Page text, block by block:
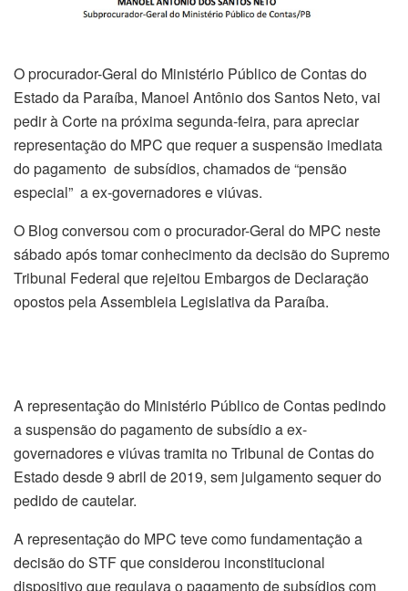
O procurador-Geral do Ministério Público de Contas do
Estado da Paraíba, Manoel Antônio dos Santos Neto, vai
pedir à Corte na próxima segunda-feira, para apreciar
representação do MPC que requer a suspensão imediata
do pagamento de subsídios, chamados de “pensão
especial” a ex-governadores e viúvas.
O Blog conversou com o procurador-Geral do MPC neste
sábado após tomar conhecimento da decisão do Supremo
Tribunal Federal que rejeitou Embargos de Declaração
opostos pela Assembleia Legislativa da Paraíba.
A representação do Ministério Público de Contas pedindo
a suspensão do pagamento de subsídio a ex-
governadores e viúvas tramita no Tribunal de Contas do
Estado desde 9 abril de 2019, sem julgamento sequer do
pedido de cautelar.
A representação do MPC teve como fundamentação a
decisão do STF que considerou inconstitucional
dispositivo que regulava o pagamento de subsídios com